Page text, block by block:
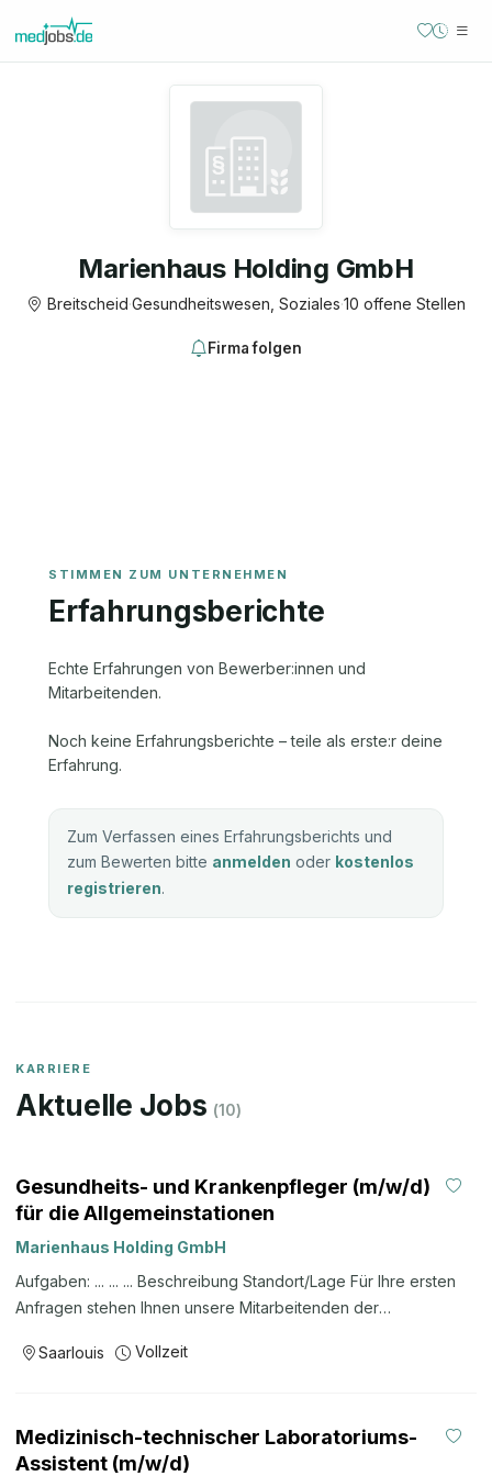
Marienhaus Holding GmbH
Breitscheid·Gesundheitswesen, Soziales·10 offene Stellen
Firma folgen
Erfahrungsberichte
Echte Erfahrungen von Bewerber:innen und
Mitarbeitenden.
Noch keine Erfahrungsberichte – teile als erste:r deine
Erfahrung.
Zum Verfassen eines Erfahrungsberichts und
zum Bewerten bitte anmelden oder kostenlos
registrieren.
KARRIERE
Aktuelle Jobs (10)
Gesundheits- und Krankenpfleger (m/w/d)
für die Allgemeinstationen
Marienhaus Holding GmbH
Aufgaben: ... ... ... Beschreibung Standort/Lage Für Ihre ersten
Anfragen stehen Ihnen unsere Mitarbeitenden der
Verfügung. Wir freuen uns auf Ihre Online-Bewerbung über
weiterverarbeitet. Weitere Infos unter www.marienhaus-
klinikum-saar.de Sollten Sie sich per Post oder E-Mail
Saarlouis Vollzeit
Medizinisch-technischer Laboratoriums-
Assistent (m/w/d)